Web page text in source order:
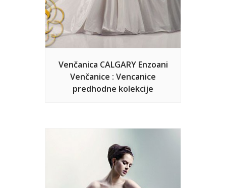
Venčanica CALGARY Enzoani
Venčanice : Vencanice
predhodne kolekcije